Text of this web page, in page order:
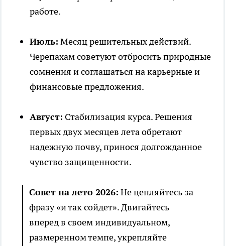
работе.
Июль: Месяц решительных действий.
Черепахам советуют отбросить природные
сомнения и соглашаться на карьерные и
финансовые предложения.
Август: Стабилизация курса. Решения
первых двух месяцев лета обретают
надежную почву, принося долгожданное
чувство защищенности.
Совет на лето 2026: Не цепляйтесь за
фразу «и так сойдет». Двигайтесь
вперед в своем индивидуальном,
размеренном темпе, укрепляйте